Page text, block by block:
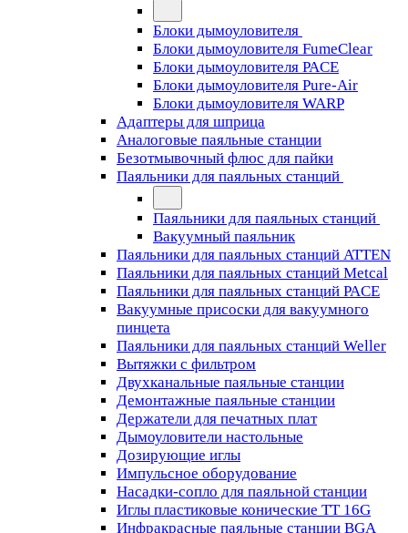
Блоки дымоуловителя
Блоки дымоуловителя FumeClear
Блоки дымоуловителя PACE
Блоки дымоуловителя Pure-Air
Блоки дымоуловителя WARP
Адаптеры для шприца
Аналоговые паяльные станции
Безотмывочный флюс для пайки
Паяльники для паяльных станций
Паяльники для паяльных станций
Вакуумный паяльник
Паяльники для паяльных станций ATTEN
Паяльники для паяльных станций Metcal
Паяльники для паяльных станций PACE
Вакуумные присоски для вакуумного
пинцета
Паяльники для паяльных станций Weller
Вытяжки с фильтром
Двухканальные паяльные станции
Демонтажные паяльные станции
Держатели для печатных плат
Дымоуловители настольные
Дозирующие иглы
Импульсное оборудование
Насадки-сопло для паяльной станции
Иглы пластиковые конические TT 16G
Инфракрасные паяльные станции BGA